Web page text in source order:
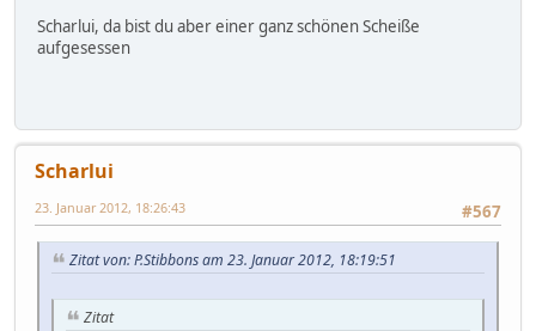
Scharlui, da bist du aber einer ganz schönen Scheiße
aufgesessen
Scharlui
#567
23. Januar 2012, 18:26:43
Zitat von: P.Stibbons am 23. Januar 2012, 18:19:51
Zitat